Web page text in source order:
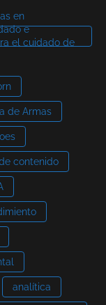
en
e
el cuidado de
de Armas
contenido
analítica